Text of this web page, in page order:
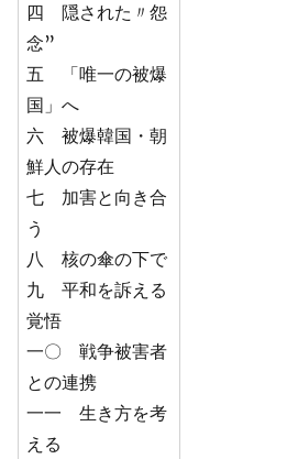
四 隠された〃怨
念”
五 「唯一の被爆
国」へ
六 被爆韓国・朝
鮮人の存在
七 加害と向き合
う
八 核の傘の下で
九 平和を訴える
覚悟
一〇 戦争被害者
との連携
一一 生き方を考
える